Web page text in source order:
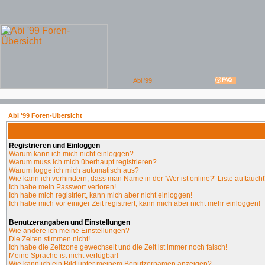
Abi '99 Foren-Übersicht
Registrieren und Einloggen
Warum kann ich mich nicht einloggen?
Warum muss ich mich überhaupt registrieren?
Warum logge ich mich automatisch aus?
Wie kann ich verhindern, dass man Name in der 'Wer ist online?'-Liste
Ich habe mein Passwort verloren!
Ich habe mich registriert, kann mich aber nicht einloggen!
Ich habe mich vor einiger Zeit registriert, kann mich aber nicht mehr einloggen!
Benutzerangaben und Einstellungen
Wie ändere ich meine Einstellungen?
Die Zeiten stimmen nicht!
Ich habe die Zeitzone gewechselt und die Zeit ist immer noch falsch!
Meine Sprache ist nicht verfügbar!